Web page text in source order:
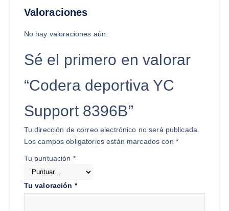
Valoraciones
No hay valoraciones aún.
Sé el primero en valorar
“Codera deportiva YC
Support 8396B”
Tu dirección de correo electrónico no será publicada.
Los campos obligatorios están marcados con *
Tu puntuación *
Tu valoración *